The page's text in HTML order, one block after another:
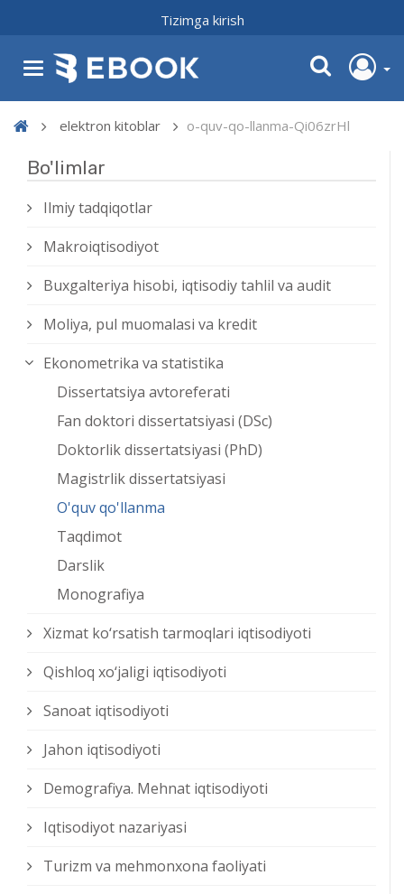
Tizimga kirish
elektron kitoblar o-quv-qo-llanma-Qi06zrHl
Bo'limlar
Ilmiy tadqiqotlar
Makroiqtisodiyot
Buxgalteriya hisobi, iqtisodiy tahlil va audit
Moliya, pul muomalasi va kredit
Ekonometrika va statistika
Dissertatsiya avtoreferati
Fan doktori dissertatsiyasi (DSc)
Doktorlik dissertatsiyasi (PhD)
Magistrlik dissertatsiyasi
O'quv qo'llanma
Taqdimot
Darslik
Monografiya
Xizmat kо‘rsatish tarmoqlari iqtisodiyoti
Qishloq xо‘jaligi iqtisodiyoti
Sanoat iqtisodiyoti
Jahon iqtisodiyoti
Demografiya. Mehnat iqtisodiyoti
Iqtisodiyot nazariyasi
Turizm va mehmonxona faoliyati